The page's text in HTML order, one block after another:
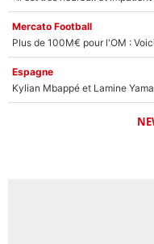
Mercato Football
Espagne